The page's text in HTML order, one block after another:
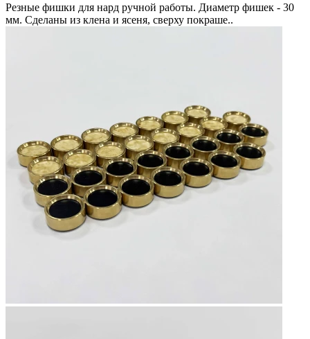
Резные фишки для нард ручной работы. Диаметр фишек - 30
мм. Сделаны из клена и ясеня, сверху покраше..